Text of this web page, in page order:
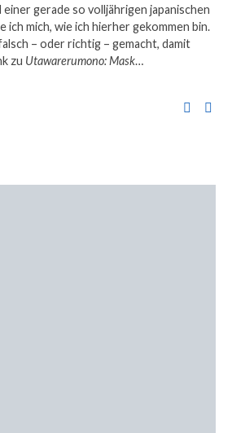
gerade so volljährigen japanischen
ich mich, wie ich hierher gekommen bin.
– oder richtig – gemacht, damit
zu Utawarerumono: Mask…